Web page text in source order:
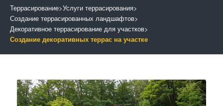
Террасирование>Услуги террасирования>
Создание террасированных ландшафтов>
Декоративное террасирование для участков>
Создание декоративных террас на участке